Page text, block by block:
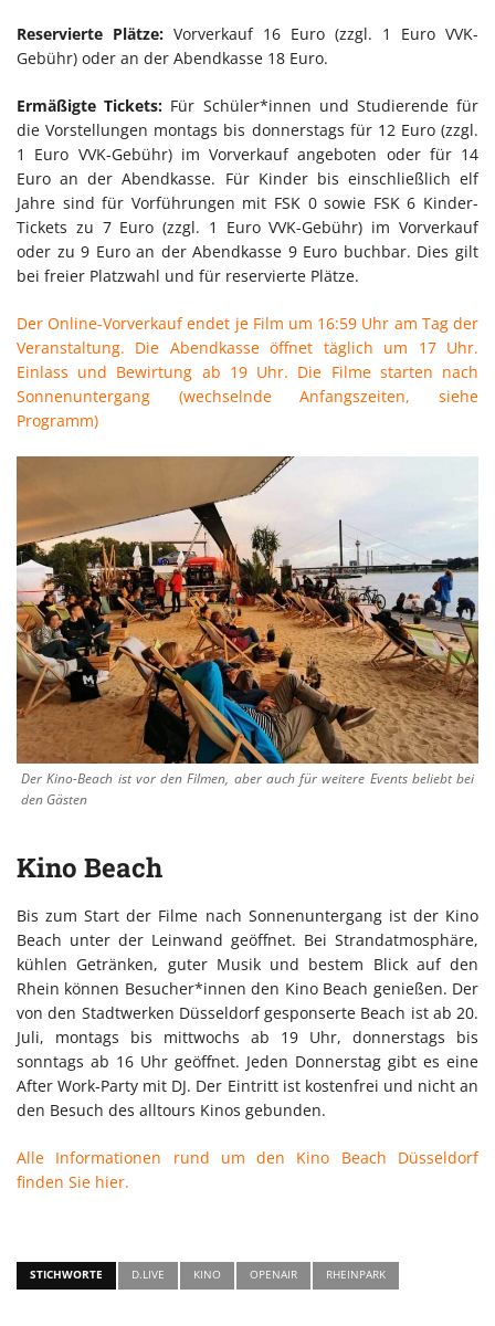
Reservierte Plätze: Vorverkauf 16 Euro (zzgl. 1 Euro VVK-
Gebühr) oder an der Abendkasse 18 Euro.
Ermäßigte Tickets: Für Schüler*innen und Studierende für
die Vorstellungen montags bis donnerstags für 12 Euro (zzgl.
1 Euro VVK-Gebühr) im Vorverkauf angeboten oder für 14
Euro an der Abendkasse. Für Kinder bis einschließlich elf
Jahre sind für Vorführungen mit FSK 0 sowie FSK 6 Kinder-
Tickets zu 7 Euro (zzgl. 1 Euro VVK-Gebühr) im Vorverkauf
oder zu 9 Euro an der Abendkasse 9 Euro buchbar. Dies gilt
bei freier Platzwahl und für reservierte Plätze.
Der Online-Vorverkauf endet je Film um 16:59 Uhr am Tag der
Veranstaltung. Die Abendkasse öffnet täglich um 17 Uhr.
Einlass und Bewirtung ab 19 Uhr. Die Filme starten nach
Sonnenuntergang (wechselnde Anfangszeiten, siehe
Programm)
Der Kino-Beach ist vor den Filmen, aber auch für weitere Events beliebt bei
den Gästen
Kino Beach
Bis zum Start der Filme nach Sonnenuntergang ist der Kino
Beach unter der Leinwand geöffnet. Bei Strandatmosphäre,
kühlen Getränken, guter Musik und bestem Blick auf den
Rhein können Besucher*innen den Kino Beach genießen. Der
von den Stadtwerken Düsseldorf gesponserte Beach ist ab 20.
Juli, montags bis mittwochs ab 19 Uhr, donnerstags bis
sonntags ab 16 Uhr geöffnet. Jeden Donnerstag gibt es eine
After Work-Party mit DJ. Der Eintritt ist kostenfrei und nicht an
den Besuch des alltours Kinos gebunden.
Alle Informationen rund um den Kino Beach Düsseldorf
finden Sie hier.
STICHWORTE D.LIVE KINO OPENAIR RHEINPARK